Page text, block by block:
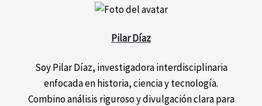
Pilar Díaz
Soy Pilar Díaz, investigadora interdisciplinaria
enfocada en historia, ciencia y tecnología.
Combino análisis riguroso y divulgación clara para